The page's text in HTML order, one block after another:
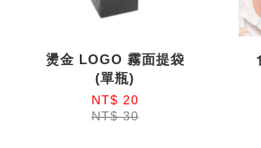
燙金 LOGO 霧面提袋
(單瓶)
NT$ 20
NT$ 30